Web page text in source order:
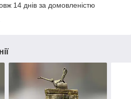
14 днів за домовленістю